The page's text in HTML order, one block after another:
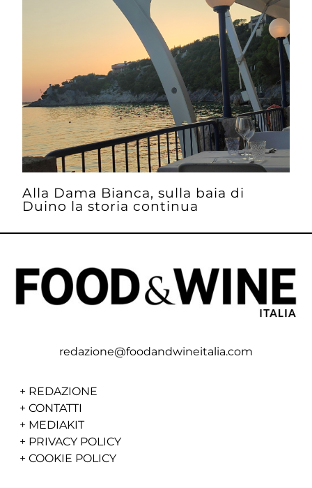
Alla Dama Bianca, sulla baia di
Duino la storia continua
redazione@foodandwineitalia.com
+ REDAZIONE
+ CONTATTI
+ MEDIAKIT
+ PRIVACY POLICY
+ COOKIE POLICY